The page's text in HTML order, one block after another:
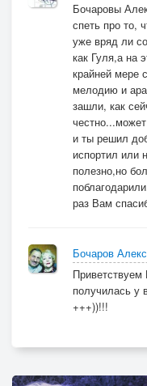
Бочаровы
спеть про то,
уже вряд ли
как Гуля,а на
крайней мере
мелодию и
зашли, как
и ты решил
испортил или
полезно,но
раз Вам
Бочаров
получилась у
+++))!!!